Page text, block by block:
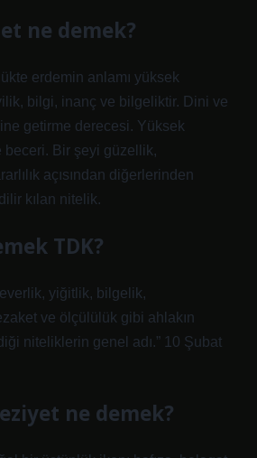
ne demek?
erdemin anlamı yüksek
bilgi, inanç ve bilgeliktir. Dini ve
getirme derecesi. Yüksek
beceri. Bir şeyi güzellik,
açısından diğerlerinden
kılan nitelik.
TDK?
yiğitlik, bilgelik,
ve ölçülülük gibi ahlakın
niteliklerin genel adı.” 10 Şubat
ne demek?